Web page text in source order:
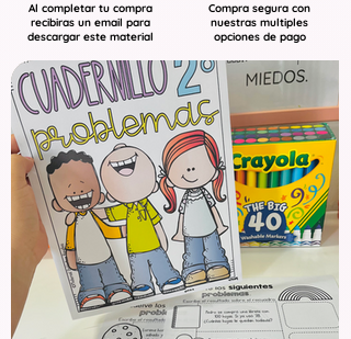
Compra segura con
nuestras multiples
opciones de pago
Al completar tu compra
recibiras un email para
descargar este material